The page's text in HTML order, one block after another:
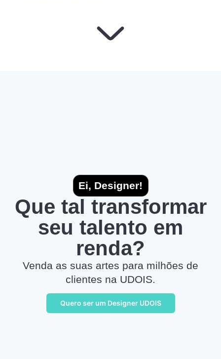
Ei, Designer!
Que tal transformar
seu talento em
renda?
Venda as suas artes para milhões de
clientes na UDOIS.
Quero ser um Designer UDOIS